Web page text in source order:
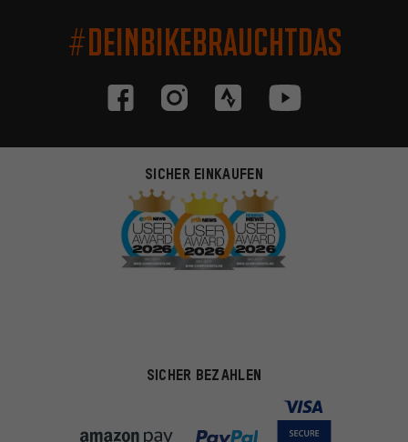
#DEINBIKEBRAUCHTDAS
SICHER EINKAUFEN
SICHER BEZAHLEN